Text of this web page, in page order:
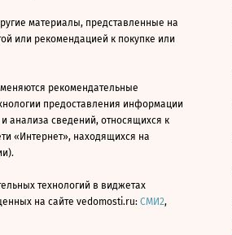
материалы, представленные на
или рекомендацией к покупке или
рекомендательные
предоставления информации
анализа сведений, относящихся к
«Интернет», находящихся на
технологий в виджетах
на сайте vedomosti.ru: СМИ2,